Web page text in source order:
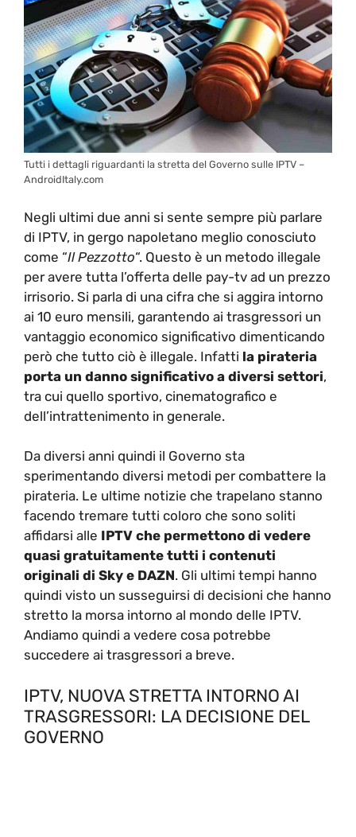
Tutti i dettagli riguardanti la stretta del Governo sulle IPTV –
AndroidItaly.com
Negli ultimi due anni si sente sempre più parlare
di IPTV, in gergo napoletano meglio conosciuto
come “Il Pezzotto“. Questo è un metodo illegale
per avere tutta l’offerta delle pay-tv ad un prezzo
irrisorio. Si parla di una cifra che si aggira intorno
ai 10 euro mensili, garantendo ai trasgressori un
vantaggio economico significativo dimenticando
però che tutto ciò è illegale. Infatti la pirateria
porta un danno significativo a diversi settori,
tra cui quello sportivo, cinematografico e
dell’intrattenimento in generale.
Da diversi anni quindi il Governo sta
sperimentando diversi metodi per combattere la
pirateria. Le ultime notizie che trapelano stanno
facendo tremare tutti coloro che sono soliti
affidarsi alle IPTV che permettono di vedere
quasi gratuitamente tutti i contenuti
originali di Sky e DAZN. Gli ultimi tempi hanno
quindi visto un susseguirsi di decisioni che hanno
stretto la morsa intorno al mondo delle IPTV.
Andiamo quindi a vedere cosa potrebbe
succedere ai trasgressori a breve.
IPTV, NUOVA STRETTA INTORNO AI
TRASGRESSORI: LA DECISIONE DEL
GOVERNO